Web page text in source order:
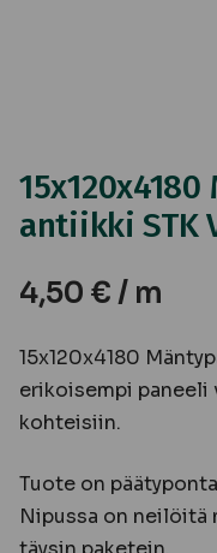
antiikki STK
4,50 € / m
15x120x4180
erikoisempi paneeli
kohteisiin.
Tuote on
Nipussa on neilöitä